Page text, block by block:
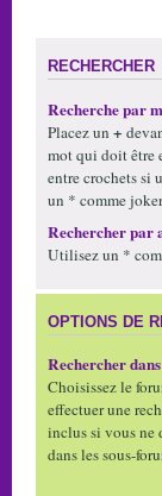
RECHERCHER
Recherche par
Placez un +
mot qui doit être
entre crochets si
un * comme
Rechercher par
Utilisez un *
OPTIONS DE
Rechercher
Choisissez le
effectuer une
inclus si vous ne
dans les sous-